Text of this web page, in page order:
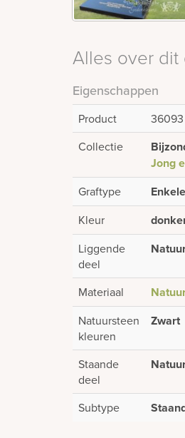
Alles over
Eigenschappen
Product
36093
Collectie
Jong
Graftype
Kleur
Liggende
deel
Materiaal
Natuursteen
kleuren
Zwart
Staande
deel
Subtype